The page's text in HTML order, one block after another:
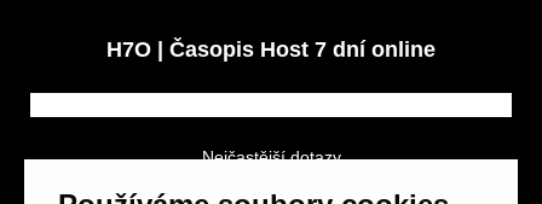
H7O | Časopis Host 7 dní online
Nejčastější dotazy